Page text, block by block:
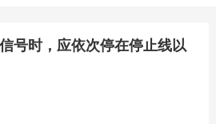
号时，应依次停在停止线以